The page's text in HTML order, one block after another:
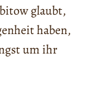
glaubt,
haben,
um ihr